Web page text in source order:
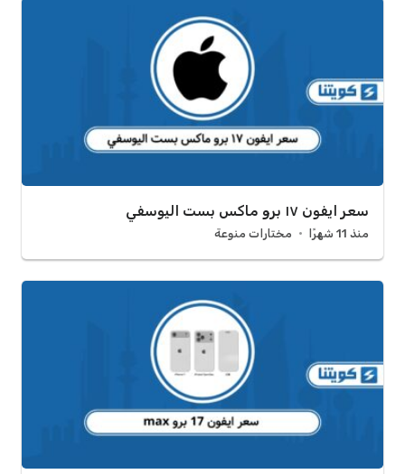
سعر ايفون ١٧ برو ماكس بست اليوسفي
منذ 11 شهرًا مختارات منوعة